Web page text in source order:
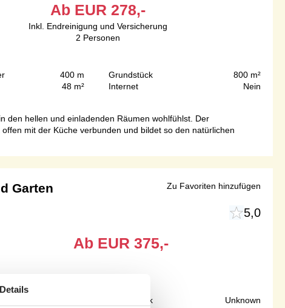
Ab EUR 278,-
Inkl. Endreinigung und Versicherung
2 Personen
400 m
48 m²
Grundstück
800 m²
Internet
Nein
den hellen und einladenden Räumen wohlfühlst. Der
mit der Küche verbunden und bildet so den natürlichen
Garten
5,0
Ab EUR 375,-
Grundstück
Unknown
Zu Favoriten hinzufügen
Details